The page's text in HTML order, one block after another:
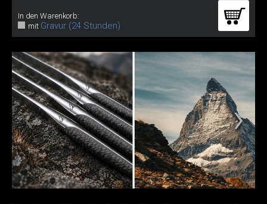
In den Warenkorb:
mit Gravur (24 Stunden)